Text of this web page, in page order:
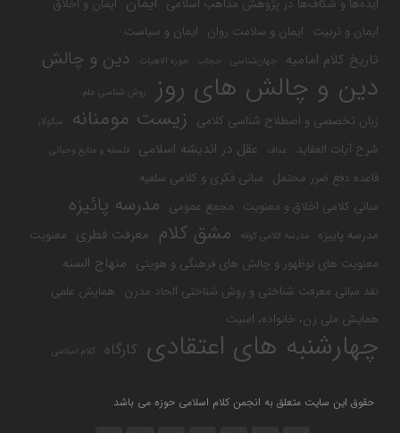
ایده‌ها و شکاف‌ها در پژوهش مذاهب اسلامی
ایمان و اخلاق
ایمان و تربیت ایمان و سلامت روان ایمان و سیاست
تاریخ کلام امامیه جهان‌شناسی حجاب حوزه الاهیات دین و چالش
دین و چالش های روز روش شناسی علم
زبان تخصصی و اصطلاح شناسی کلامی زیست مومنانه سکولار
شرح آیات العقاید عفاف عقل در اندیشه اسلامی فلسفه و منابع وحیانی
قاعده دفع ضرر محتمل مبانی فکری و کلامی سلفیه
مبانی کلامی اخلاق و معنویت مجمع عمومی مدرسه پائیزه
مدرسه پاییزه مدرسه کلامی کوفه مشق کلام معرفت فطری معنویت
معنویت های نوظهور و چالش های فرهنگی و هویتی منهاج السنه
نقد مبانی معرفت شناختی و روش شناختی الحاد مدرن همایش علمی
همایش ملی زن، خانواده، امنیت
چهارشنبه های اعتقادی کارگاه کلام اسلامی
حقوق این سایت متعلق به انجمن کلام اسلامی حوزه می باشد